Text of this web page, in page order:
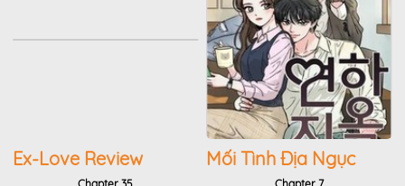
Ex-Love Review Mối Tình Địa Ngục